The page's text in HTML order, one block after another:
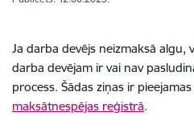
Ja darba devējs neizmaksā algu,
darba devējam ir vai nav
process. Šādas ziņas ir pieejamas
maksātnespējas reģistrā.